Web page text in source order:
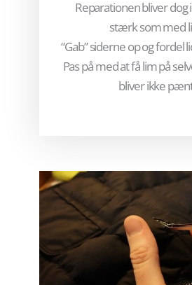
Reparationen bliver dog
stærk som med
“Gab” siderne op og fordel
Pas på med at få lim på
bliver ikke